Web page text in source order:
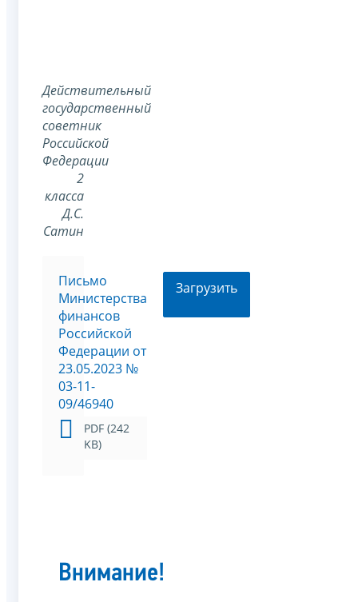
Действительный
государственный
советник
Российской
Федерации
2
класса
Д.С.
Сатин
Письмо
Министерства
финансов
Российской
Федерации от
23.05.2023 №
03-11-
09/46940
PDF (242
KB)
Загрузить
Внимание!